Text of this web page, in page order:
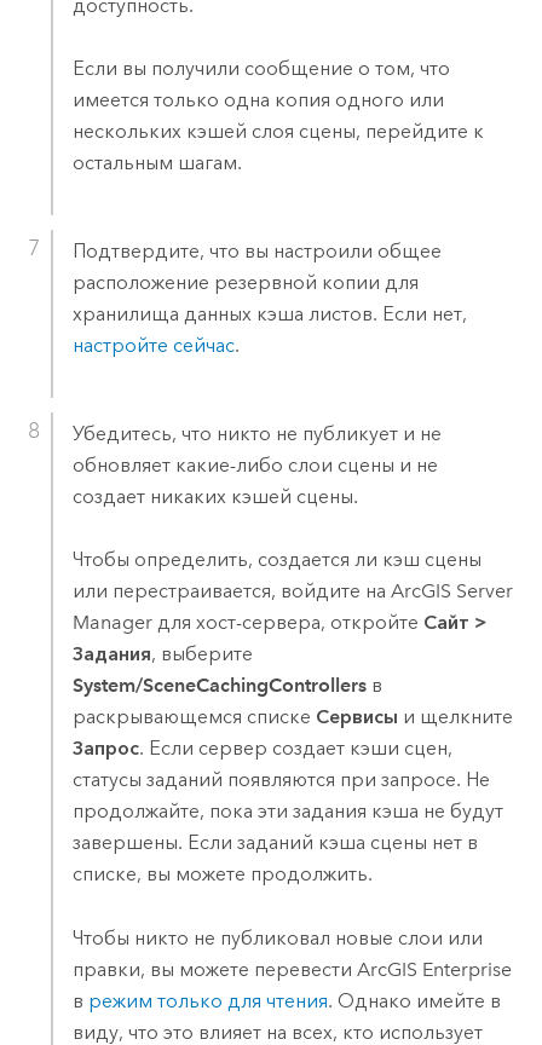
доступность.
Если вы получили сообщение о том, что
имеется только одна копия одного или
нескольких кэшей слоя сцены, перейдите к
остальным шагам.
Подтвердите, что вы настроили общее
расположение резервной копии для
хранилища данных кэша листов. Если нет,
настройте сейчас.
Убедитесь, что никто не публикует и не
обновляет какие-либо слои сцены и не
создает никаких кэшей сцены.
Чтобы определить, создается ли кэш сцены
или перестраивается, войдите на ArcGIS Server
Managerдля хост-сервера, откройте Сайт >
Задания, выберите
System/SceneCachingControllersв
раскрывающемся списке Сервисы и щелкните
Запрос. Если сервер создает кэши сцен,
статусы заданий появляются при запросе. Не
продолжайте, пока эти задания кэша не будут
завершены. Если заданий кэша сцены нет в
списке, вы можете продолжить.
Чтобы никто не публиковал новые слои или
правки, вы можете перевести ArcGIS Enterprise
в режим только для чтения. Однако имейте в
виду, что это влияет на всех, кто использует